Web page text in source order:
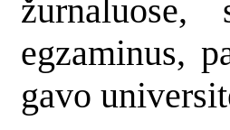
egzaminus,
gavo